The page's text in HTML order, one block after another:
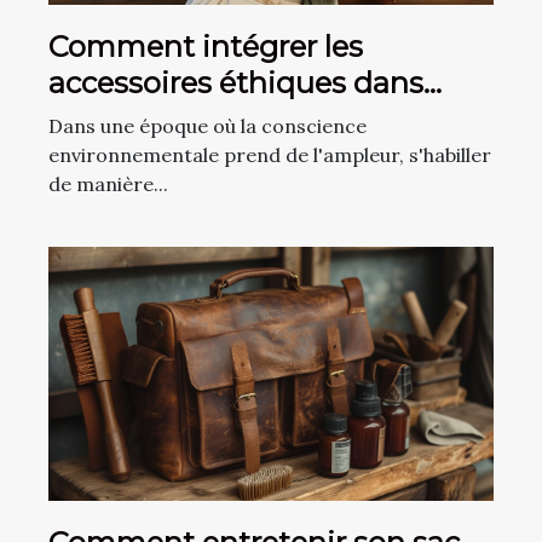
Comment intégrer les
accessoires éthiques dans
votre quotidien pour un style
durable
Dans une époque où la conscience
environnementale prend de l'ampleur, s'habiller
de manière...